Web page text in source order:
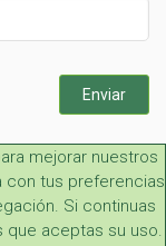
Enviar
mejorar nuestros
con tus preferencias
Si continuas
aceptas su uso.